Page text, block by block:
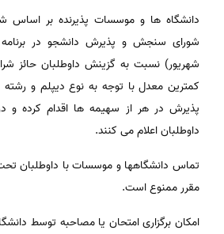
دانشگاه ها و موسسات پذیرنده بر اساس
شهریور) نسبت به گزینش داوطلبان حائز
کمترین معدل با توجه به نوع دیپلم و
پذیرش در هر از سهیمه ها اقدام کرده و
داوطلبان اعلام می کنند.
تماس دانشگاهها و موسسات با داوطلبان
مقرر ممنوع است.
امکان برگزاری امتحان یا مصاحبه توسط